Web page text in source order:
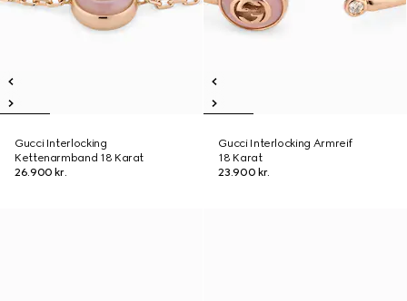
Gucci Interlocking
Kettenarmband 18 Karat
26.900 kr.
Gucci Interlocking Armreif
18 Karat
23.900 kr.